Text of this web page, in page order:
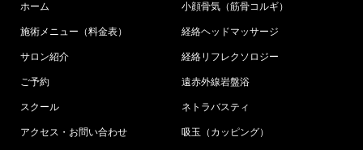
ホーム
施術メニュー（料金表）
サロン紹介
ご予約
スクール
アクセス・お問い合わせ
小顔骨気（筋骨コルギ）
経絡ヘッドマッサージ
経絡リフレクソロジー
遠赤外線岩盤浴
ネトラバスティ
吸玉（カッピング）